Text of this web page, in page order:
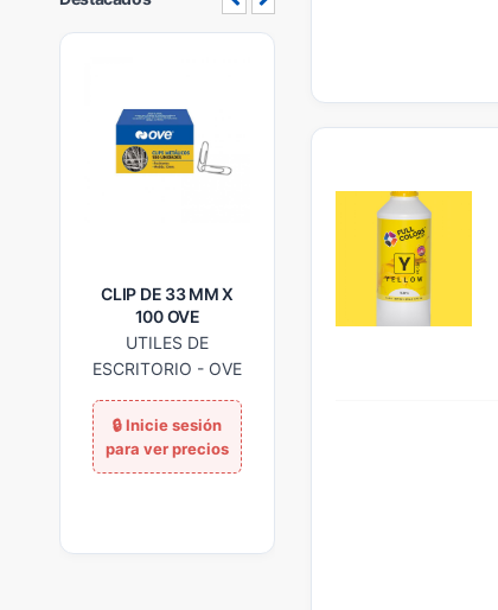
CLIP DE 33 MM X
100 OVE
UTILES DE
ESCRITORIO - OVE